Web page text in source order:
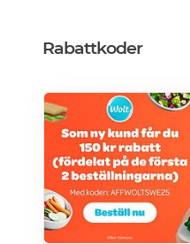
Rabattkoder